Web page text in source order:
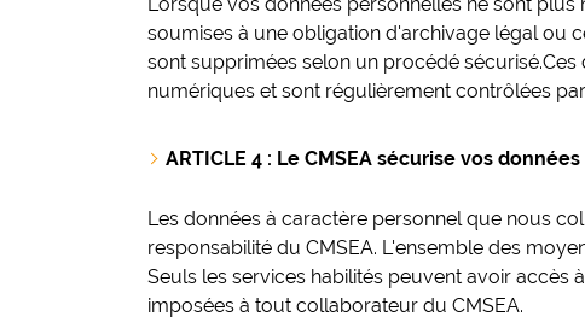
soumises à une obligation d'archivage légal ou
sont supprimées selon un procédé
numériques et sont régulièrement contrôlées
ARTICLE 4 : Le CMSEA sécurise vos données
Les données à caractère personnel que nous
responsabilité du CMSEA. L'ensemble des
Seuls les services habilités peuvent avoir accès
imposées à tout collaborateur du CMSEA.